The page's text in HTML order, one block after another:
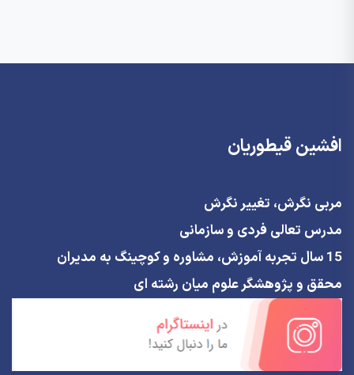
افشین قیطوریان
مربی نگرش، تغییر نگرش
مدرس تعالی فردی و سازمانی
15 سال تجربه آموزش، مشاوره و کوچینگ به مدیران
محقق و پژوهشگر علوم میان رشته ای